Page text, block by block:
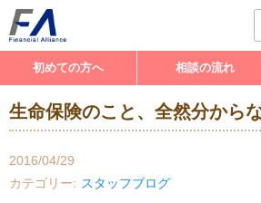
初めての方へ 相談の流れ
生命保険のこと、全然分から
2016/04/29
カテゴリー
スタッフブログ